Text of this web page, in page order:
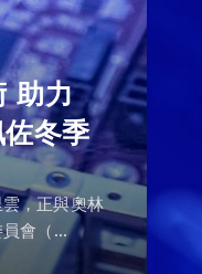
助力
冬季
，正與奧林
會（...